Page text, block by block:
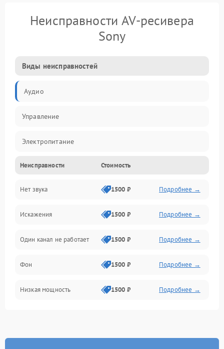
Неисправности AV-ресивера
Sony
Виды неисправностей
Аудио
Управление
Электропитание
Видео
Неисправности Стоимость
Нет звука 1500 ₽ Подробнее →
Искажения 1500 ₽ Подробнее →
Один канал не работает 1500 ₽ Подробнее →
Фон 1500 ₽ Подробнее →
Низкая мощность 1500 ₽ Подробнее →